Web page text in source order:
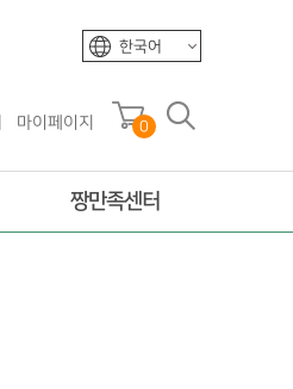
한국어
마이페이지 0
짱만족센터